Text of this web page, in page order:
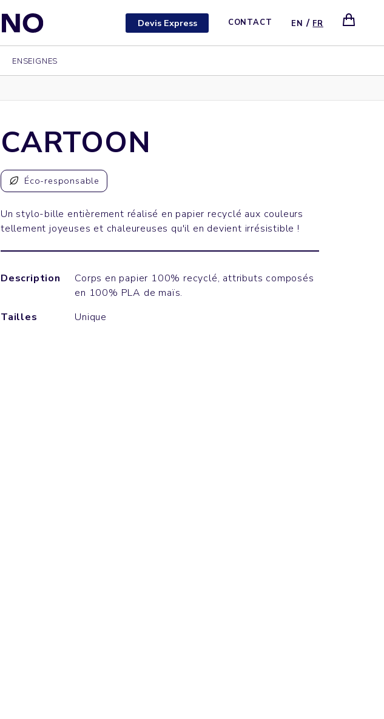
Devis Express CONTACT EN / FR
ENSEIGNES
CARTOON
Éco-responsable
Un stylo-bille entièrement réalisé en papier recyclé aux couleurs
tellement joyeuses et chaleureuses qu'il en devient irrésistible !
Description
Corps en papier 100% recyclé, attributs composés
en 100% PLA de maïs.
Tailles
Unique